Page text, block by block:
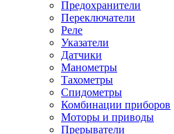
Предохранители
Переключатели
Реле
Указатели
Датчики
Манометры
Тахометры
Спидометры
Комбинации приборов
Моторы и приводы
Прерыватели